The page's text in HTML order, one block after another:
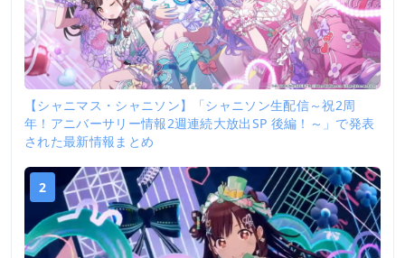
【シャニマス・シャニソン】「シャニソン生配信～祝2周
年！アニバーサリー情報2週連続大放出SP 後編！～」で発表
された最新情報まとめ
2